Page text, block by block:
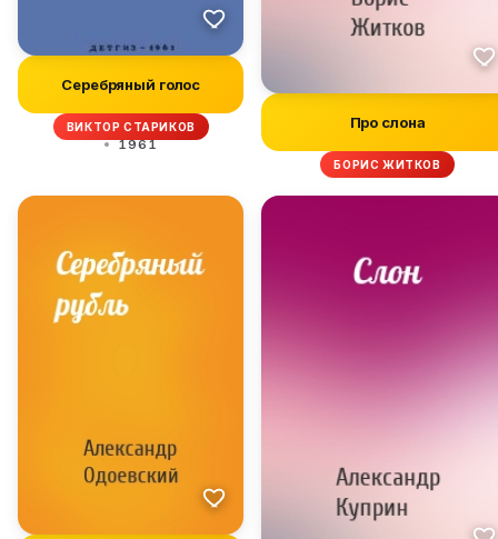
Серебряный голос
ВИКТОР СТАРИКОВ
1961
Про слона
БОРИС ЖИТКОВ